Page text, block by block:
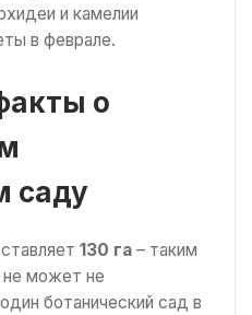
и камелии
в феврале.
о
саду
130 га – таким
может не
ботанический сад в